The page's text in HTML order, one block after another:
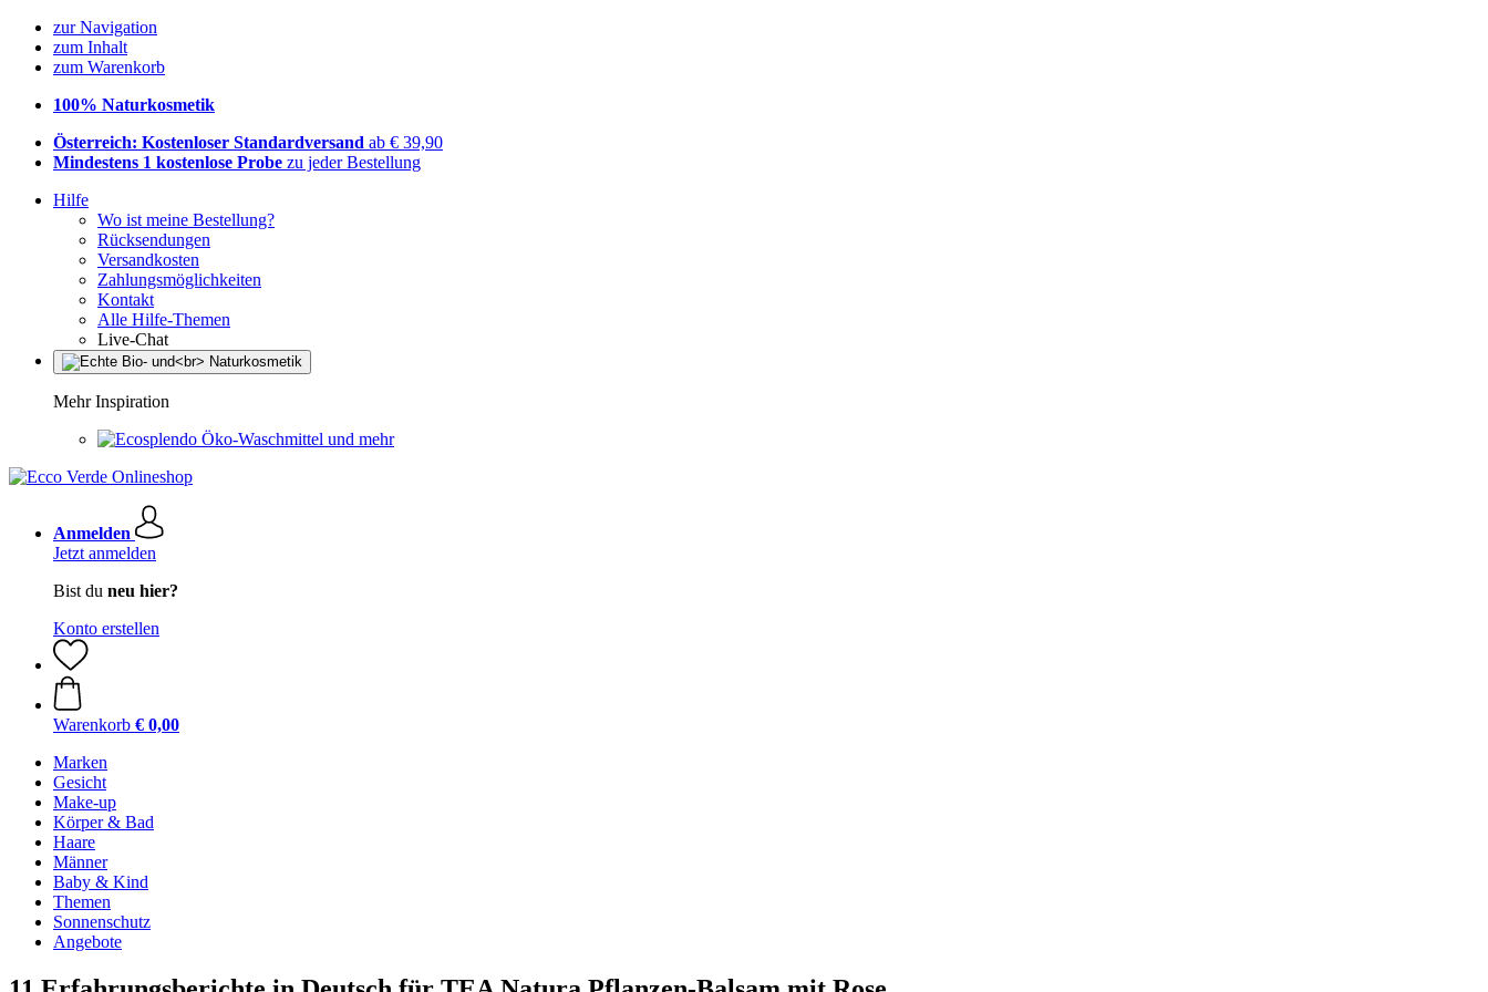
zur Navigation
zum Inhalt
zum Warenkorb
100% Naturkosmetik
Österreich: Kostenloser Standardversand ab € 39,90
Mindestens 1 kostenlose Probe zu jeder Bestellung
Hilfe
Wo ist meine Bestellung?
Rücksendungen
Versandkosten
Zahlungsmöglichkeiten
Kontakt
Alle Hilfe-Themen
Live-Chat
Mehr Inspiration
Öko-Waschmittel und mehr
Anmelden
Jetzt anmelden
Bist du neu hier?
Konto erstellen
Warenkorb € 0,00
Marken
Gesicht
Make-up
Körper & Bad
Haare
Männer
Baby & Kind
Themen
Sonnenschutz
Angebote